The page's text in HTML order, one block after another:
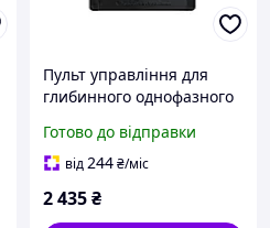
Пульт управління для
глибинного однофазного
0,37-2,2 кВт
Готово до відправки
від244₴/міс
2 435₴